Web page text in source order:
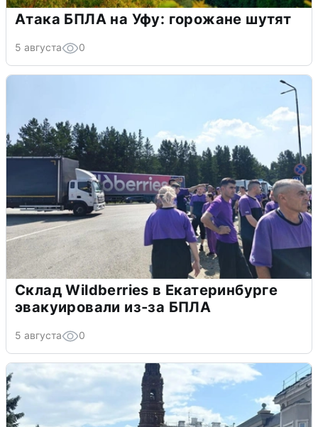
Атака БПЛА на Уфу: горожане шутят
5 августа 0
Склад Wildberries в Екатеринбурге
эвакуировали из-за БПЛА
5 августа 0